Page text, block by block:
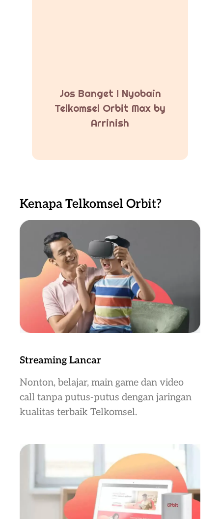
Jos Banget ! Nyobain
Telkomsel Orbit Max by
Arrinish
Kenapa Telkomsel Orbit?
Streaming Lancar
Nonton, belajar, main game dan video
call tanpa putus-putus dengan jaringan
kualitas terbaik Telkomsel.